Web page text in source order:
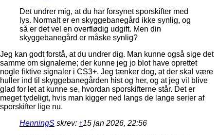
Det undrer mig, at du har forsynet sporskifter med
lys. Normalt er en skyggebanegård ikke synlig, og
så er det vel en overflødig udgift. Men din
skyggebanegård er måske synlig?
Jeg kan godt forstå, at du undrer dig. Man kunne også sige det
samme om signalerne; der kunne jeg jo blot have oprettet
nogle fiktive signaler i CS3+. Jeg tænker dog, at der skal være
huller ind til skyggebanegården hist og her, og at jeg vil blive
glad for let at kunne se, hvordan sporskifterne står. Det er
meget tydeligt, hvis man kigger ned langs de lange serier af
sporskifter lige nu.
HenningS skrev: ↑15 jan 2026, 22:56